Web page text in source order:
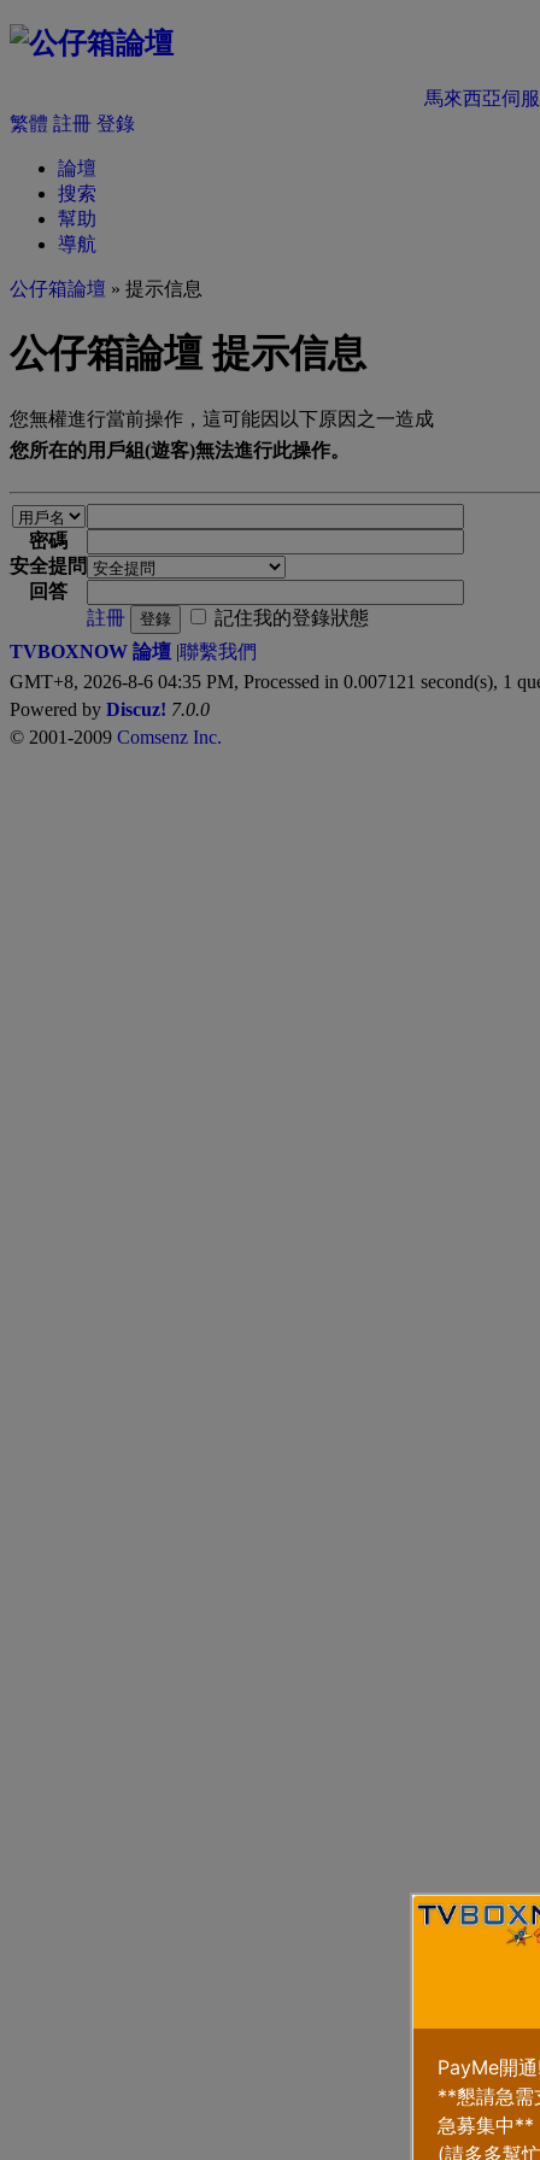
馬來西亞伺
繁體 註冊 登錄
論壇
搜索
幫助
導航
公仔箱論壇 » 提示信息
公仔箱論壇 提示信息
您無權進行當前操作，這可能因以下原因之一造成
您所在的用戶組(遊客)無法進行此操作。
密碼
安全提問
回答
註冊
登錄
記住我的登錄狀態
TVBOXNOW 論壇 |聯繫我們
GMT+8, 2026-8-6 04:35 PM, Processed in 0.007121 second(s), 1
Powered by Discuz! 7.0.0
© 2001-2009 Comsenz Inc.